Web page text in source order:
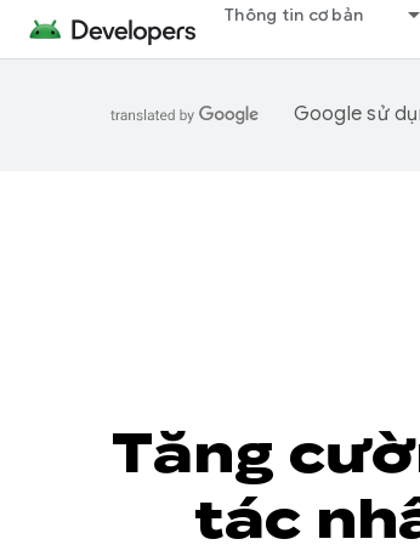
Thông tin cơ bản
Google sử
Tăng
tác